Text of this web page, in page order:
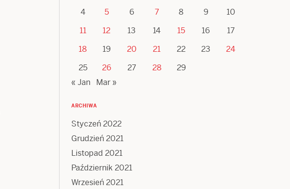
4
5 6 7 8 9
10
11
12 13 14 15 16
17
18
19 20 21 22 23
24
25
26 27 28
29
« Jan
Mar »
ARCHIWA
Styczeń 2022
Grudzień 2021
Listopad 2021
Październik 2021
Wrzesień 2021